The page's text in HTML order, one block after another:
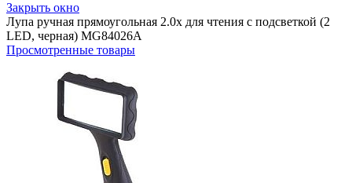
Закрыть окно
Лупа ручная прямоугольная 2.0x для чтения с подсветкой (2
LED, черная) MG84026A
Просмотренные товары